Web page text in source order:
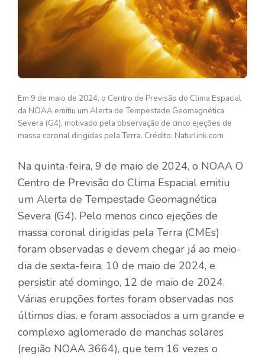
Em 9 de maio de 2024, o Centro de Previsão do Clima Espacial
da NOAA emitiu um Alerta de Tempestade Geomagnética
Severa (G4), motivado pela observação de cinco ejeções de
massa coronal dirigidas pela Terra. Crédito: Naturlink.com
Na quinta-feira, 9 de maio de 2024, o NOAA O
Centro de Previsão do Clima Espacial emitiu
um Alerta de Tempestade Geomagnética
Severa (G4). Pelo menos cinco ejeções de
massa coronal dirigidas pela Terra (CMEs)
foram observadas e devem chegar já ao meio-
dia de sexta-feira, 10 de maio de 2024, e
persistir até domingo, 12 de maio de 2024.
Várias erupções fortes foram observadas nos
últimos dias. e foram associados a um grande e
complexo aglomerado de manchas solares
(região NOAA 3664), que tem 16 vezes o